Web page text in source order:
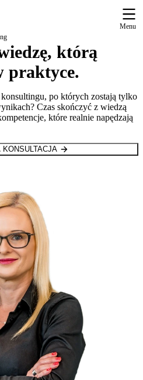
Menu
którą
praktyce.
po których zostają tylko
Czas skończyć z wiedzą
które realnie napędzają
KONSULTACJA